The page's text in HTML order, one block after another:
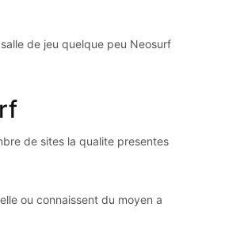
de jeu quelque peu Neosurf
de sites la qualite presentes
ou connaissent du moyen a